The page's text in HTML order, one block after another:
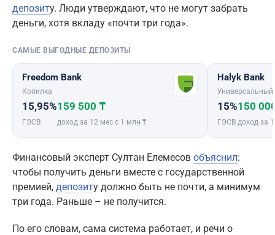
депозиту. Люди утверждают, что не могут забрать
деньги, хотя вкладу «почти три года».
САМЫЕ ВЫГОДНЫЕ ДЕПОЗИТЫ
Freedom Bank
Копилка
15,95%
ГЭСВ
159 500 ₸
доход за 12 мес с 1 млн ₸
Halyk Bank
Универсальный
15%
ГЭСВ
150
доход за
Финансовый эксперт Султан Елемесов объяснил:
чтобы получить деньги вместе с государственной
премией, депозиту должно быть не почти, а минимум
три года. Раньше – не получится.
По его словам, сама система работает, и речи о